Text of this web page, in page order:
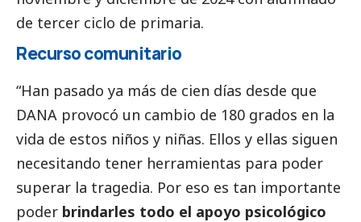
de tercer ciclo de primaria.
Recurso comunitario
“Han pasado ya más de cien días desde que
DANA provocó un cambio de 180 grados en la
vida de estos niños y niñas. Ellos y ellas siguen
necesitando tener herramientas para poder
superar la tragedia. Por eso es tan importante
poder brindarles todo el apoyo psicológico